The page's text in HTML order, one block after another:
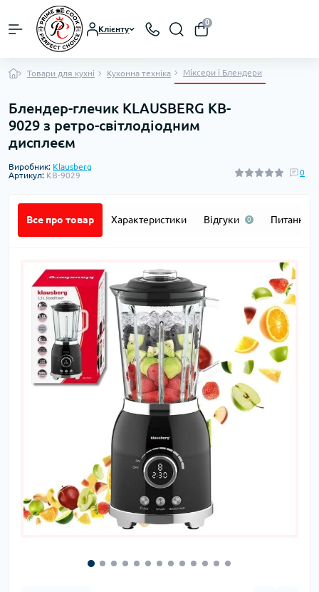
Клієнту
0
Товари для кухні Кухонна техніка Міксери і Блендери
Блендер-глечик KLAUSBERG KB-
9029 з ретро-світлодіодним
дисплеєм
Виробник: Klausberg
Артикул: KB-9029 0
Все про товар Характеристики Відгуки 0 Питання